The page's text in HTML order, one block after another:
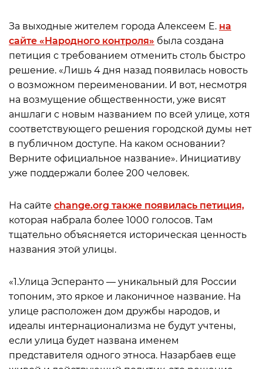
За выходные жителем города Алексеем Е. на
сайте «Народного контроля» была создана
петиция с требованием отменить столь быстро
решение. «Лишь 4 дня назад появилась новость
о возможном переименовании. И вот, несмотря
на возмущение общественности, уже висят
аншлаги с новым названием по всей улице, хотя
соответствующего решения городской думы нет
в публичном доступе. На каком основании?
Верните официальное название». Инициативу
уже поддержали более 200 человек.
На сайте change.org также появилась петиция,
которая набрала более 1000 голосов. Там
тщательно объясняется историческая ценность
названия этой улицы.
«1.Улица Эсперанто — уникальный для России
топоним, это яркое и лаконичное название. На
улице расположен дом дружбы народов, и
идеалы интернационализма не будут учтены,
если улица будет названа именем
представителя одного этноса. Назарбаев еще